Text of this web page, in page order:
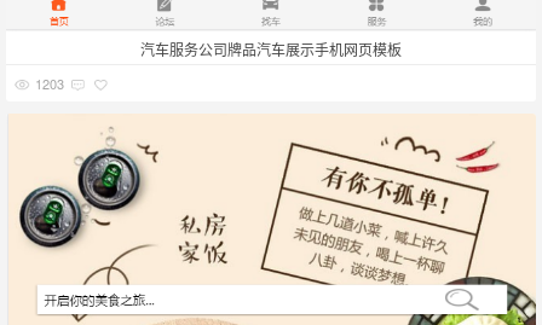
汽车服务公司牌品汽车展示手机网页模板
1203